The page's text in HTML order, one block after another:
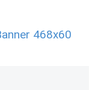
468x60